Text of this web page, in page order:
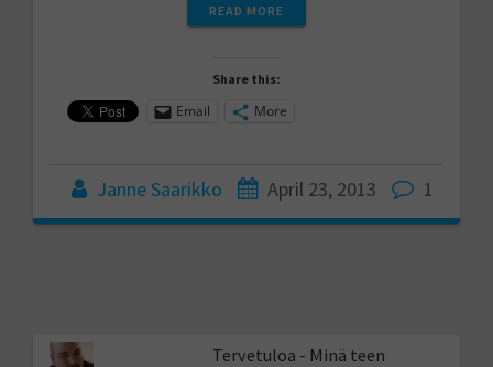
READ MORE
Share this:
Email More
Janne Saarikko April 23, 2013 1
Tervetuloa - Minä teen